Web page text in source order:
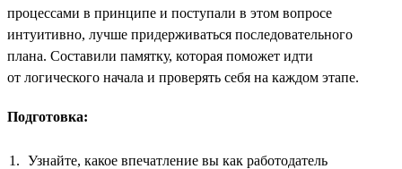
процессами в принципе и поступали в этом вопросе
интуитивно, лучше придерживаться последовательного
плана. Составили памятку, которая поможет идти
от логического начала и проверять себя на каждом этапе.
Подготовка:
Узнайте, какое впечатление вы как работодатель